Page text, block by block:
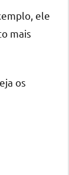
ele
mais
os